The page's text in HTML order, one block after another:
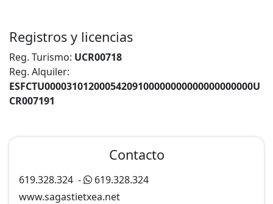
Registros y licencias
Reg. Turismo: UCR00718
Reg. Alquiler:
ESFCTU00003101200054209100000000000000000000U
CR007191
Contacto
619.328.324 -
619.328.324
www.sagastietxea.net